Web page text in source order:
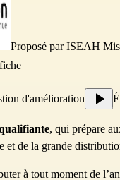
Proposé par ISEAH
d'amélioration
, qui prépare
et de la grande
à tout moment de